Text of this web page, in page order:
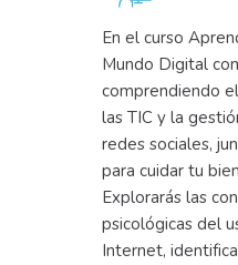
En el curso
Mundo Digital
comprendiendo
las TIC y la
redes sociales,
para cuidar tu
Explorarás las
psicológicas del
Internet,